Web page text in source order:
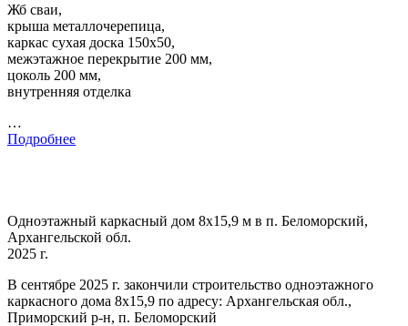
Жб сваи,
крыша металлочерепица,
каркас сухая доска 150х50,
межэтажное перекрытие 200 мм,
цоколь 200 мм,
внутренняя отделка
…
Подробнее
Одноэтажный каркасный дом 8х15,9 м в п. Беломорский,
Архангельской обл.
2025 г.
В сентябре 2025 г. закончили строительство одноэтажного
каркасного дома 8х15,9 по адресу: Архангельская обл.,
Приморский р-н, п. Беломорский